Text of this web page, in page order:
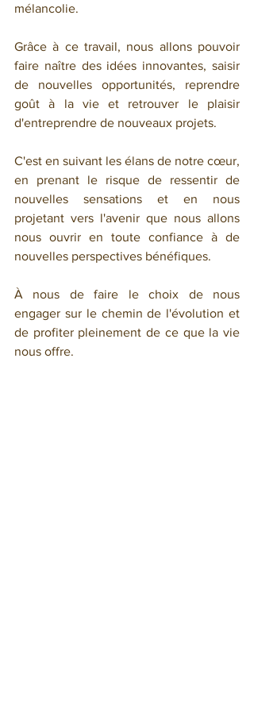
mélancolie.
Grâce à ce travail, nous allons pouvoir
faire naître des idées innovantes, saisir
de nouvelles opportunités, reprendre
goût à la vie et retrouver le plaisir
d'entreprendre de nouveaux projets.
C'est en suivant les élans de notre cœur,
en prenant le risque de ressentir de
nouvelles sensations et en nous
projetant vers l'avenir que nous allons
nous ouvrir en toute confiance à de
nouvelles perspectives bénéfiques.
À nous de faire le choix de nous
engager sur le chemin de l'évolution et
de profiter pleinement de ce que la vie
nous offre.